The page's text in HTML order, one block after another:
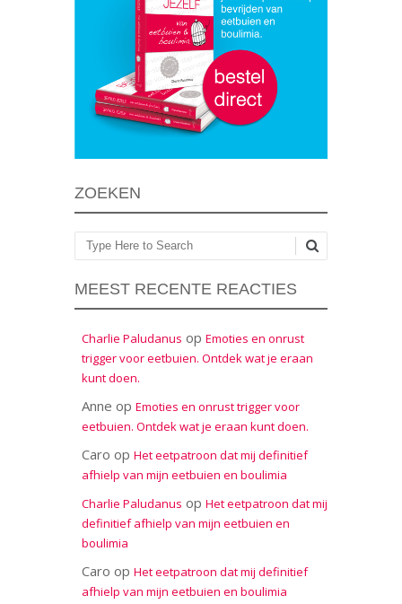
ZOEKEN
Zoeken
MEEST RECENTE REACTIES
Charlie Paludanus op Emoties en onrust
trigger voor eetbuien. Ontdek wat je eraan
kunt doen.
Anne op Emoties en onrust trigger voor
eetbuien. Ontdek wat je eraan kunt doen.
Caro op Het eetpatroon dat mij definitief
afhielp van mijn eetbuien en boulimia
Charlie Paludanus op Het eetpatroon dat mij
definitief afhielp van mijn eetbuien en
boulimia
Caro op Het eetpatroon dat mij definitief
afhielp van mijn eetbuien en boulimia